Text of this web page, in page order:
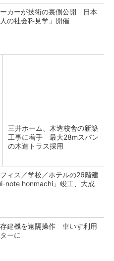
カーが技術の裏側公開 日本
の社会科見学」開催
三井ホーム、木造校舎の新築
工事に着手 最大28mスパン
の木造トラス採用
ィス／学校／ホテルの26階建
note honmachi」竣工、大成
存建機を遠隔操作 車いす利用
ーに